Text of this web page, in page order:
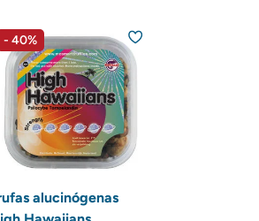
- 40%
alucinógenas